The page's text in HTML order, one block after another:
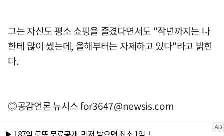
그는 자신도 평소 쇼핑을 즐겼다면서도 "작년까지는 나
한테 많이 썼는데, 올해부터는 자제하고 있다"라고 밝힌
다.
◎공감언론 뉴시스for3647@newsis.com